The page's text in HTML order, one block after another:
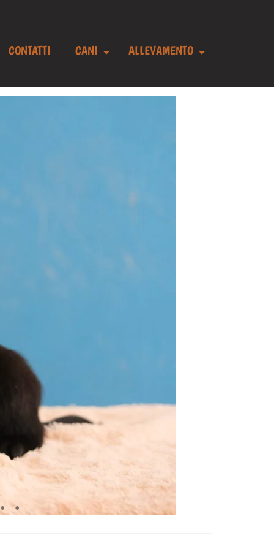
CONTATTI CANI ALLEVAMENTO